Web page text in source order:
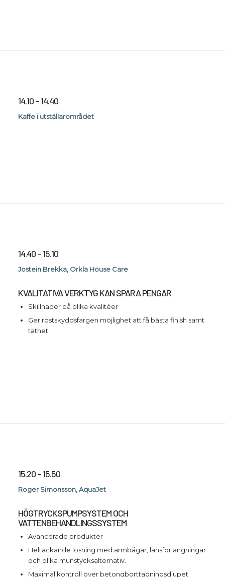
14.10 – 14.40
Kaffe i utställarområdet
14.40 – 15.10
Jostein Brekka, Orkla House Care
KVALITATIVA VERKTYG KAN SPARA PENGAR
Skillnader på olika kvalitéer
Ger rostskyddsfärgen möjlighet att få bästa finish samt
täthet
15.20 – 15.50
Roger Simonsson, AquaJet
HÖGTRYCKSPUMPSYSTEM OCH
VATTENBEHANDLINGSSYSTEM
Avancerade produkter
Heltäckande lösning med armbågar, lansförlängningar
och olika munstycksalternativ.
Maximal kontroll över betongborttagningsdjupet